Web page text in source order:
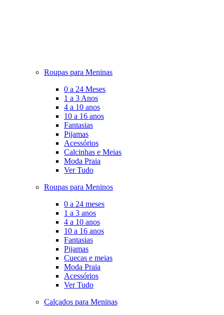
Roupas para Meninas
0 a 24 Meses
1 a 3 Anos
4 a 10 anos
10 a 16 anos
Fantasias
Pijamas
Acessórios
Calcinhas e Meias
Moda Praia
Ver Tudo
Roupas para Meninos
0 a 24 meses
1 a 3 anos
4 a 10 anos
10 a 16 anos
Fantasias
Pijamas
Cuecas e meias
Moda Praia
Acessórios
Ver Tudo
Calçados para Meninas